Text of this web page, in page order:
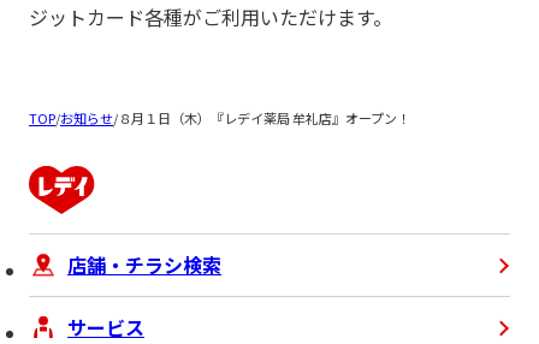
ジットカード各種がご利用いただけます。
TOP/お知らせ/８月１日（木）『レデイ薬局 牟礼店』オープン！
店舗・チラシ検索
サービス